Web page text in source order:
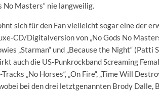
No Masters“ nie langweilig.
sich für den Fan vielleicht sogar eine der
CD/Digitalversion von „No Gods No
„Starman“ und „Because the Night“
auch die US-Punkrockband Screaming
„No Horses“, „On Fire“, „Time Will
wobei bei den drei letztgenannten Brody